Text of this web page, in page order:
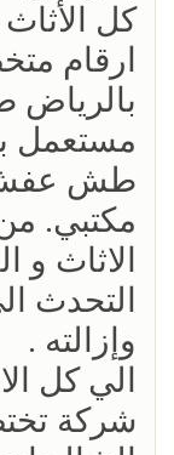
كل
ارقام
طش عفش
مكتبي.
الاثاث
التحدث
وإزالته .
الي كل
شركة